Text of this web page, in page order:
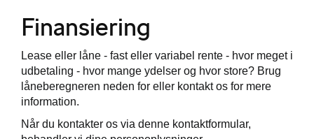
Finansiering
Lease eller låne - fast eller variabel rente - hvor meget i
udbetaling - hvor mange ydelser og hvor store? Brug
låneberegneren neden for eller kontakt os for mere
information.
Når du kontakter os via denne kontaktformular,